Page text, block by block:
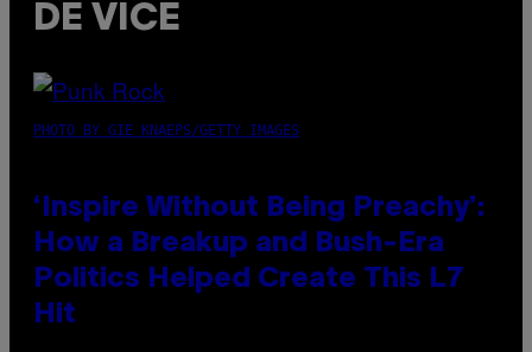
DE VICE
PHOTO BY GIE KNAEPS/GETTY IMAGES
‘Inspire Without Being Preachy’:
How a Breakup and Bush-Era
Politics Helped Create This L7
Hit